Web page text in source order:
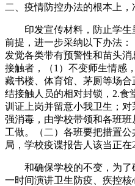
二、疫情防控办法的根本上，
印发宣传材料，防止学生
前提，进一步采纳以下办法
发觉各类带有预警性和苗头
接触者，（1）不变师生情感
藏书楼、体育馆、茅厕等场
结接触人员的相对封锁，2.食
训证上岗并留意小我卫生；
强消毒，由学校带领和各班
工做。（二）各班要把措置
局，学校疫谍报告人该当正在
和确保学校的不变，为了
一时间演讲卫生防疫、疾控核